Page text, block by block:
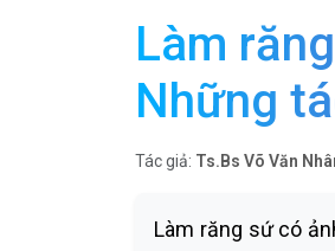
Làm
Những
Tác giả: Ts.Bs Võ Văn
Làm răng sứ có